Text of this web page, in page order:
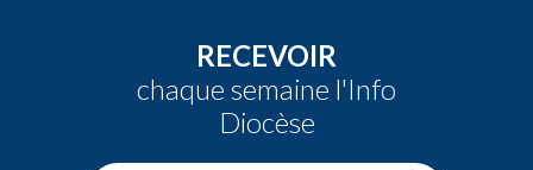
RECEVOIR
chaque semaine l'Info
Diocèse